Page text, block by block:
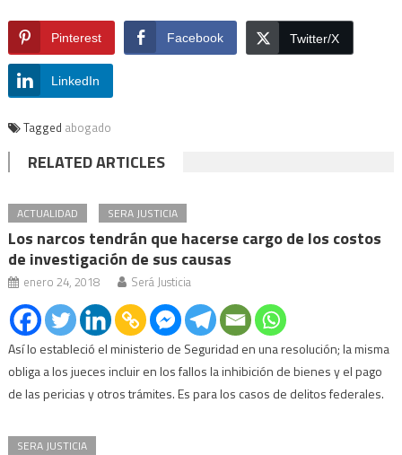
Pinterest Facebook Twitter/X
LinkedIn
Tagged abogado
RELATED ARTICLES
ACTUALIDAD SERA JUSTICIA
Los narcos tendrán que hacerse cargo de los costos
de investigación de sus causas
enero 24, 2018 Será Justicia
Así lo estableció el ministerio de Seguridad en una resolución; la misma
obliga a los jueces incluir en los fallos la inhibición de bienes y el pago
de las pericias y otros trámites. Es para los casos de delitos federales.
SERA JUSTICIA